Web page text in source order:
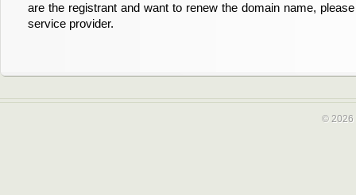
are the registrant and want to renew the domain name,
service provider.
Domain stehen an. Wenn Sie der Registrant sind und
verlängern möchten, kontaktieren Sie bitte Ihren Service-
© 2026